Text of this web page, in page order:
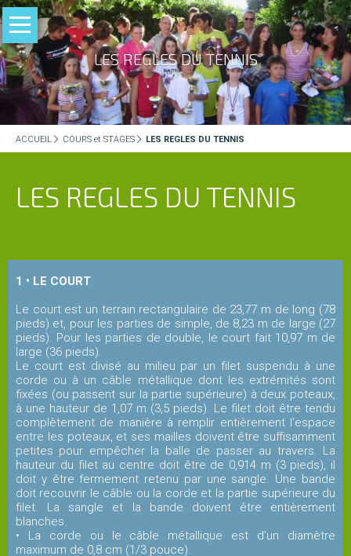
LES REGLES DU TENNIS
Aller
au
contenu
ACCUEIL
LE
T.M.O.
Actualités
TMO
et
tarifs
Editos
Administration
Historique
du
club
Partenaires
du
ACCUEIL COURS et STAGES LES REGLES DU TENNIS
LES REGLES DU TENNIS
1 • LE COURT
Le court est un terrain rectangulaire de 23,77 m de long (78
pieds) et, pour les parties de simple, de 8,23 m de large (27
pieds). Pour les parties de double, le court fait 10,97 m de
large (36 pieds).
Le court est divisé au milieu par un filet suspendu à une
corde ou à un câble métallique dont les extrémités sont
fixées (ou passent sur la partie supérieure) à deux poteaux,
à une hauteur de 1,07 m (3,5 pieds). Le filet doit être tendu
complètement de manière à remplir entièrement l’espace
entre les poteaux, et ses mailles doivent être suffisamment
petites pour empêcher la balle de passer au travers. La
hauteur du filet au centre doit être de 0,914 m (3 pieds), il
doit y être fermement retenu par une sangle. Une bande
doit recouvrir le câble ou la corde et la partie supérieure du
filet. La sangle et la bande doivent être entièrement
blanches.
• La corde ou le câble métallique est d’un diamètre
maximum de 0,8 cm (1/3 pouce).